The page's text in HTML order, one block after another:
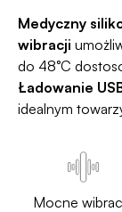
Medyczny
wibracji
do 48°C
Ładowanie
idealnym
Mocne